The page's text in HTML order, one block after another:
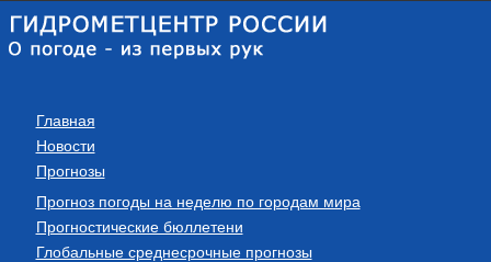
Главная
Новости
Прогнозы
Прогноз погоды на неделю по городам мира
Прогностические бюллетени
Глобальные среднесрочные прогнозы